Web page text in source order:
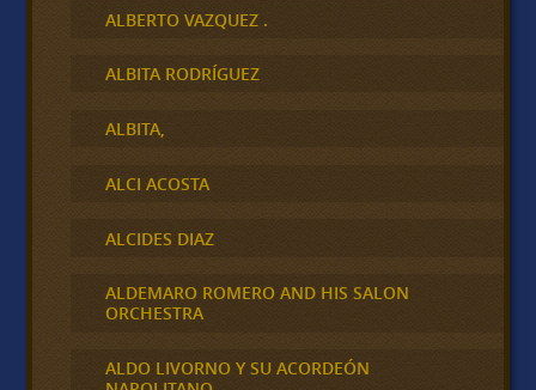
ALBERTO VAZQUEZ .
ALBITA RODRÍGUEZ
ALBITA,
ALCI ACOSTA
ALCIDES DIAZ
ALDEMARO ROMERO AND HIS SALON
ORCHESTRA
ALDO LIVORNO Y SU ACORDEÓN